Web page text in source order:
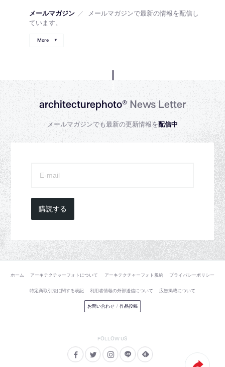
メールマガジン ／
メールマガジンで最新の情報を配信し
ています。
More
architecturephoto®News Letter
メールマガジンでも最新の更新情報を配信中
購読する
ホーム アーキテクチャーフォトについて アーキテクチャーフォト規約 プライバシーポリシー
特定商取引法に関する表記 利用者情報の外部送信について 広告掲載について
お問い合わせ / 作品投稿